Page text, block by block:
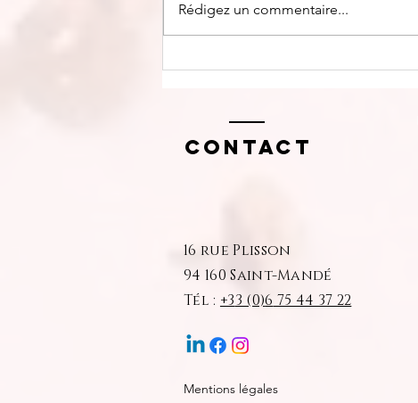
Visualisation
Rédigez un commentaire...
Contact
16 rue Plisson
94 160 Saint-Mandé
Tél : +33 (0)6 75 44 37 22
Mentions légales